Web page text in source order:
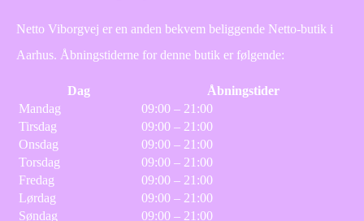
Netto Viborgvej er en anden bekvem beliggende Netto-butik i
Aarhus. Åbningstiderne for denne butik er følgende:
Dag
Åbningstider
Mandag
09:00 – 21:00
Tirsdag
09:00 – 21:00
Onsdag
09:00 – 21:00
Torsdag
09:00 – 21:00
Fredag
09:00 – 21:00
Lørdag
09:00 – 21:00
Søndag
09:00 – 21:00